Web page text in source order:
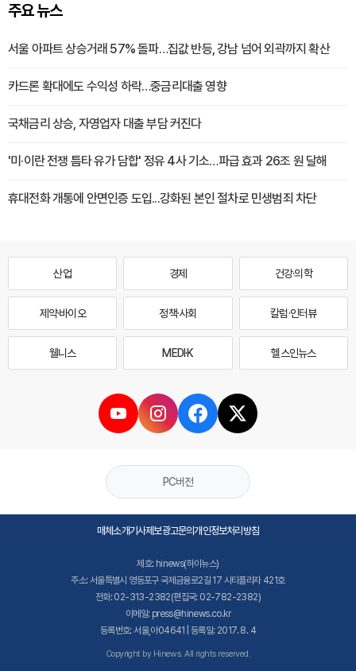
주요 뉴스
서울 아파트 상승거래 57% 돌파…집값 반등, 강남 넘어 외곽까지 확산
카드론 확대에도 수익성 하락…중금리대출 영향
국채금리 상승, 자영업자 대출 부담 커진다
'미·이란 전쟁 틈타 유가 담합' 정유 4사 기소…파급 효과 26조 원 달해
휴대전화 개통에 안면인증 도입...강화된 본인 절차로 민생범죄 차단
산업 경제 건강·의학
제약·바이오 정책·사회 칼럼·인터뷰
웰니스 MEDI·K 헬스인뉴스
PC버전
매체소개기사제보광고문의개인정보처리방침
제호: hinews(하이뉴스)
주소: 서울특별시 영등포구 국제금융로2길 17 시티플라자 421호
전화: 02-313-2382(편집국: 02-782-2382)
이메일: press@hinews.co.kr
등록번호: 서울,아04641 | 등록일: 2017. 8. 4
Copyright by Hinews. All rights reserved.